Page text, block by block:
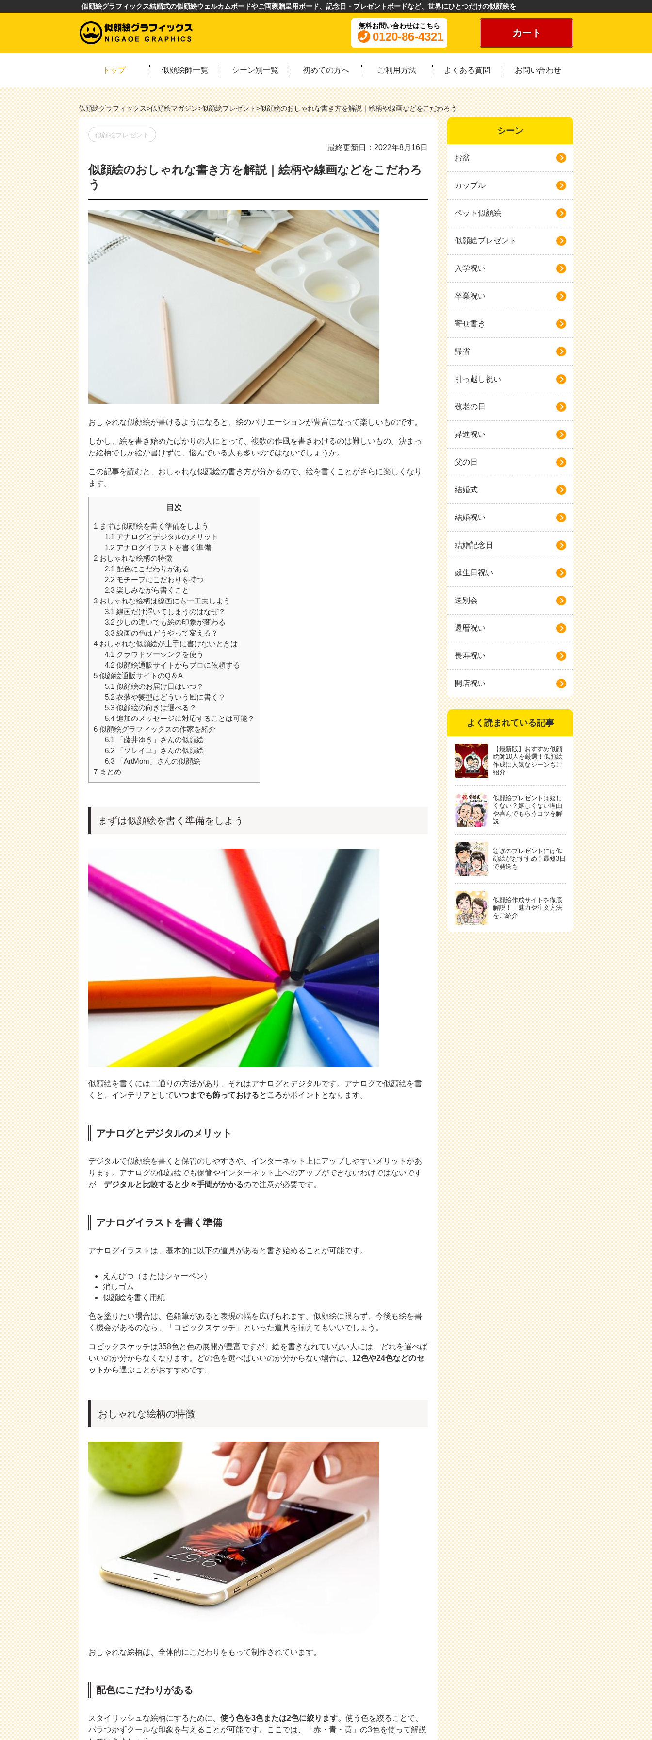
似顔絵グラフィックス結婚式の似顔絵ウェルカムボードやご両親贈呈用ボード、記念日・プレゼントボードなど、世界にひとつだけの似顔絵を
無料お問い合わせはこちら
0120-86-4321 カート
トップ 似顔絵師一覧 シーン別一覧 初めての方へ ご利用方法 よくある質問 お問い合わせ
似顔絵グラフィックス>似顔絵マガジン>似顔絵プレゼント>似顔絵のおしゃれな書き方を解説｜絵柄や線画などをこだわろう
似顔絵プレゼント
最終更新日：2022年8月16日
似顔絵のおしゃれな書き方を解説｜絵柄や線画などをこだわろ
う
おしゃれな似顔絵が書けるようになると、絵のバリエーションが豊富になって楽しいものです。
しかし、絵を書き始めたばかりの人にとって、複数の作風を書きわけるのは難しいもの。決まっ
た絵柄でしか絵が書けずに、悩んでいる人も多いのではないでしょうか。
この記事を読むと、おしゃれな似顔絵の書き方が分かるので、絵を書くことがさらに楽しくなり
ます。
目次
1 まずは似顔絵を書く準備をしよう
1.1 アナログとデジタルのメリット
1.2アナログイラストを書く準備
2 おしゃれな絵柄の特徴
2.1 配色にこだわりがある
2.2モチーフにこだわりを持つ
2.3楽しみながら書くこと
3 おしゃれな絵柄は線画にも一工夫しよう
3.1 線画だけ浮いてしまうのはなぜ？
3.2少しの違いでも絵の印象が変わる
3.3線画の色はどうやって変える？
4 おしゃれな似顔絵が上手に書けないときは
4.1 クラウドソーシングを使う
4.2似顔絵通販サイトからプロに依頼する
5 似顔絵通販サイトのQ＆A
5.1 似顔絵のお届け日はいつ？
5.2衣装や髪型はどういう風に書く？
5.3似顔絵の向きは選べる？
5.4追加のメッセージに対応することは可能？
6 似顔絵グラフィックスの作家を紹介
6.1 「藤井ゆき」さんの似顔絵
6.2「ソレイユ」さんの似顔絵
6.3「ArtMom」さんの似顔絵
7 まとめ
まずは似顔絵を書く準備をしよう
似顔絵を書くには二通りの方法があり、それはアナログとデジタルです。アナログで似顔絵を書
くと、インテリアとしていつまでも飾っておけるところがポイントとなります。
アナログとデジタルのメリット
デジタルで似顔絵を書くと保管のしやすさや、インターネット上にアップしやすいメリットがあ
ります。アナログの似顔絵でも保管やインターネット上へのアップができないわけではないです
が、 デジタルと比較すると少々手間がかかるので注意が必要です。
アナログイラストを書く準備
アナログイラストは、基本的に以下の道具があると書き始めることが可能です。
えんぴつ（またはシャーペン）
消しゴム
似顔絵を書く用紙
色を塗りたい場合は、色鉛筆があると表現の幅を広げられます。似顔絵に限らず、今後も絵を書
く機会があるのなら、「コピックスケッチ」といった道具を揃えてもいいでしょう。
コピックスケッチは358色と色の展開が豊富ですが、絵を書きなれていない人には、どれを選べば
いいのか分からなくなります。どの色を選べばいいのか分からない場合は、 12色や24色などのセ
ットから選ぶことがおすすめです。
おしゃれな絵柄の特徴
おしゃれな絵柄は、全体的にこだわりをもって制作されています。
配色にこだわりがある
スタイリッシュな絵柄にするために、 使う色を3色または2色に絞ります。 使う色を絞ることで、
バラつかずクールな印象を与えることが可能です。ここでは、「赤・青・黄」の3色を使って解説
シーン
お盆
カップル
ペット似顔絵
似顔絵プレゼント
入学祝い
卒業祝い
寄せ書き
帰省
引っ越し祝い
敬老の日
昇進祝い
父の日
結婚式
結婚祝い
結婚記念日
誕生日祝い
送別会
還暦祝い
長寿祝い
開店祝い
よく読まれている記事
【最新版】おすすめ似顔
絵師10人を厳選！似顔絵
作成に人気なシーンもご
紹介
似顔絵プレゼントは嬉し
くない？嬉しくない理由
や喜んでもらうコツを解
説
急ぎのプレゼントには似
顔絵がおすすめ！最短3日
で発送も
似顔絵作成サイトを徹底
解説！｜魅力や注文方法
をご紹介